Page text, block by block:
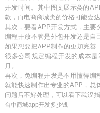
开发时间。其中图文展示类的
款，而电商商城类的价格可能会达
其次，要看APP开发方式，主要
编程开放不管是外包开发还是自
如果想要把APP制作的更加完善
很多公司规定编程开发的成本
月。
再次，免编程开发是不用懂得编
就能快速制作出专业的APP，总
问题后不好处理，可以看下武汉
台中商城app开发多少钱